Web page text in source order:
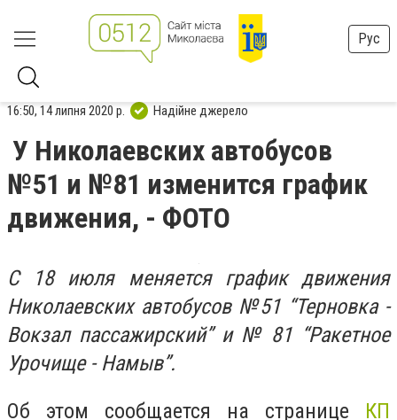
Рус
16:50, 14 липня 2020 р. Надійне джерело
У Николаевских автобусов
№51 и №81 изменится график
движения, - ФОТО
С 18 июля меняется график движения
Николаевских автобусов №51 “Терновка -
Вокзал пассажирский” и № 81 “Ракетное
Урочище - Намыв”.
Об этом сообщается на странице КП